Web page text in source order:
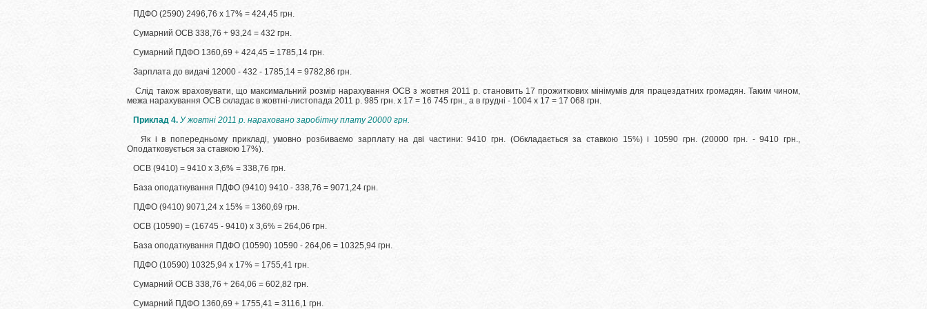
ПДФО (2590) 2496,76 х 17% = 424,45 грн.
Сумарний ОСВ 338,76 + 93,24 = 432 грн.
Сумарний ПДФО 1360,69 + 424,45 = 1785,14 грн.
Зарплата до видачі 12000 - 432 - 1785,14 = 9782,86 грн.
Слід також враховувати, що максимальний розмір нарахування ОСВ з жовтня 2011 р. становить 17 прожиткових мінімумів для працездатних громадян. Таким чином,
межа нарахування ОСВ складає в жовтні-листопада 2011 р. 985 грн. х 17 = 16 745 грн., а в грудні - 1004 х 17 = 17 068 грн.
Приклад 4. У жовтні 2011 р. нараховано заробітну плату 20000 грн.
Як і в попередньому прикладі, умовно розбиваємо зарплату на дві частини: 9410 грн. (Обкладається за ставкою 15%) і 10590 грн.(20000 грн. - 9410 грн.,
Оподатковується за ставкою 17%).
ОСВ (9410) = 9410 х 3,6% = 338,76 грн.
База оподаткування ПДФО (9410) 9410 - 338,76 = 9071,24 грн.
ПДФО (9410) 9071,24 х 15% = 1360,69 грн.
ОСВ (10590) = (16745 - 9410) х 3,6% = 264,06 грн.
База оподаткування ПДФО (10590) 10590 - 264,06 = 10325,94 грн.
ПДФО (10590) 10325,94 х 17% = 1755,41 грн.
Сумарний ОСВ 338,76 + 264,06 = 602,82 грн.
Сумарний ПДФО 1360,69 + 1755,41 = 3116,1 грн.